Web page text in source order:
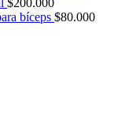
$200.000
bíceps $80.000